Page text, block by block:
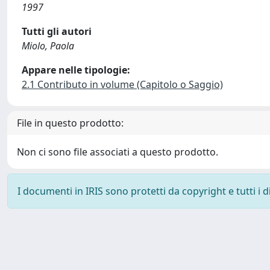
1997
Tutti gli autori
Miolo, Paola
Appare nelle tipologie:
2.1 Contributo in volume (Capitolo o Saggio)
File in questo prodotto:
Non ci sono file associati a questo prodotto.
I documenti in IRIS sono protetti da copyright e tutti i